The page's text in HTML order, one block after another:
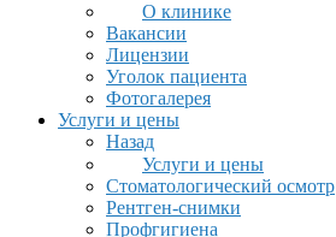
О клинике
Вакансии
Лицензии
Уголок пациента
Фотогалерея
Услуги и цены
Назад
Услуги и цены
Стоматологический осмотр
Рентген-снимки
Профгигиена